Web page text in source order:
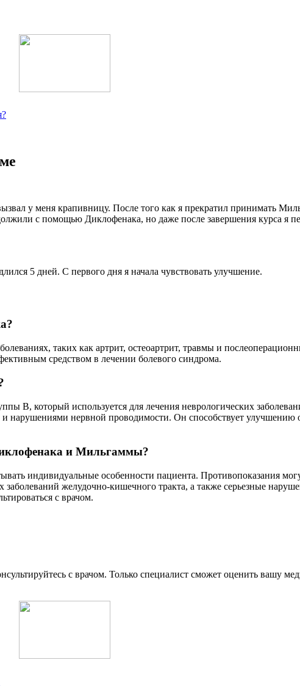
у меня крапивницу. После того как я прекратил принимать
с помощью Диклофенака, но даже после завершения курса я
5 дней. С первого дня я начала чувствовать улучшение.
таких как артрит, остеоартрит, травмы и
средством в лечении болевого синдрома.
который используется для лечения неврологических
нарушениями нервной проводимости. Он способствует улучшению
и Мильгаммы?
индивидуальные особенности пациента. Противопоказания
желудочно-кишечного тракта, а также серьезные
с врачом.
с врачом. Только специалист сможет оценить вашу